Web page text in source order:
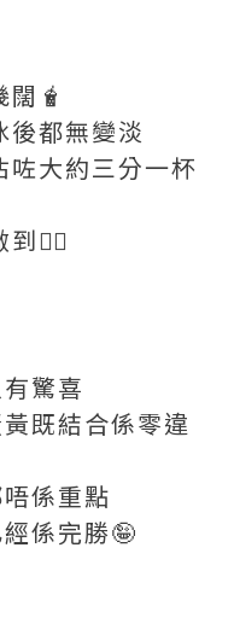
🧋
後都無變淡
咗大約三分一杯
👍🏼
驚喜
既結合係零違
係重點
係完勝🤪